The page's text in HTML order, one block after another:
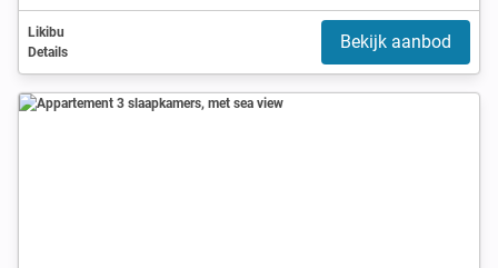
Likibu
Details
Bekijk aanbod